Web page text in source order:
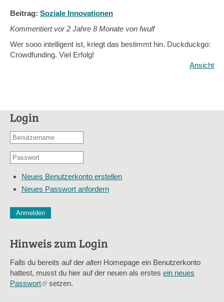
Beitrag: Soziale Innovationen
Kommentiert vor2 Jahre 8 Monate von fwulf
Wer sooo intelligent ist, kriegt das bestimmt hin. Duckduckgo:
Crowdfunding. Viel Erfolg!
Ansicht
Login
Benutzername
E-
Adresse
Passwort
Neues Benutzerkonto erstellen
Neues Passwort anfordern
Diese Sicherheitsfrage überprüft, ob Sie ein menschlicher
Sag mir nicht, wie viele Sternlein stehen
Hinweis zum Login
Falls du bereits auf der alten Homepage ein Benutzerkonto
hattest, musst du hier auf der neuen als erstes ein neues
Passwort(linksetzen.